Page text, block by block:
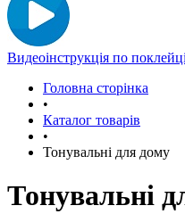
Видеоінструкція по
Головна сторінка
•
Каталог товарів
•
Тонувальні для дому
Тонувальні